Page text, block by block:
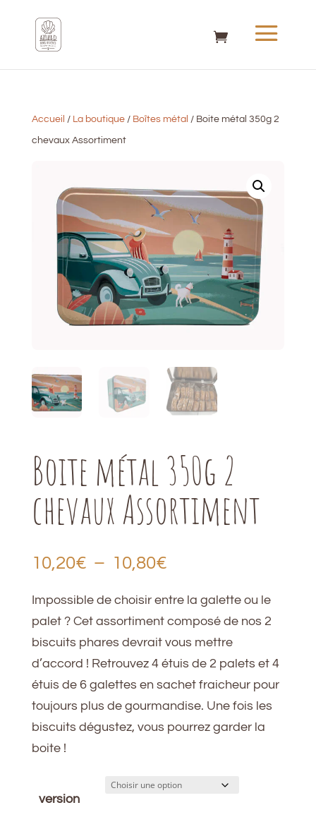
Accueil / La boutique/ Boîtes métal / Boite métal 350g 2
chevaux Assortiment
Boite métal 350g 2
chevaux Assortiment
10,20€ – 10,80€Plage
prix :
10,20€
à
10,80€
Impossible de choisir entre la galette ou le
palet ? Cet assortiment composé de nos 2
biscuits phares devrait vous mettre
d’accord ! Retrouvez 4 étuis de 2 palets et 4
étuis de 6 galettes en sachet fraicheur pour
toujours plus de gourmandise. Une fois les
biscuits dégustez, vous pourrez garder la
boite !
version